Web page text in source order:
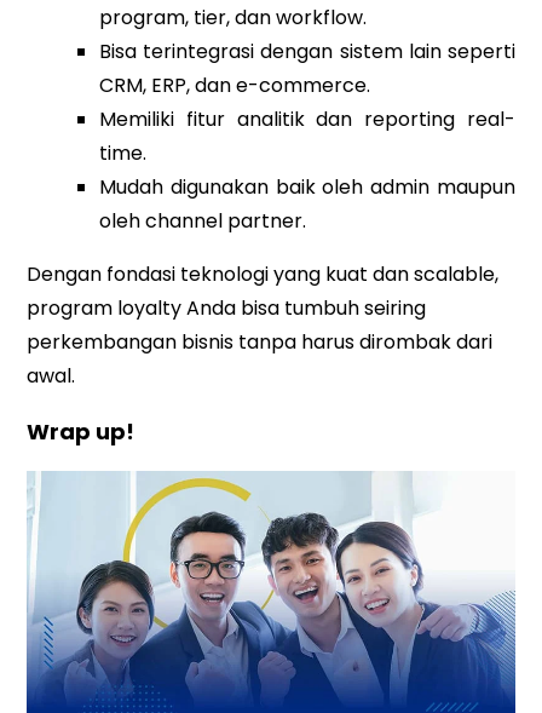
program, tier, dan workflow.
Bisa terintegrasi dengan sistem lain seperti
CRM, ERP, dan e-commerce.
Memiliki fitur analitik dan reporting real-
time.
Mudah digunakan baik oleh admin maupun
oleh channel partner.
Dengan fondasi teknologi yang kuat dan scalable,
program loyalty Anda bisa tumbuh seiring
perkembangan bisnis tanpa harus dirombak dari
awal.
Wrap up!